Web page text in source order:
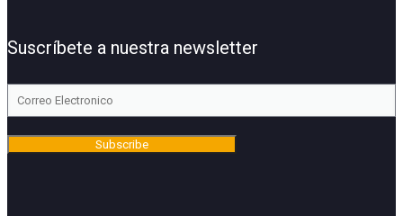
Suscríbete a nuestra newsletter